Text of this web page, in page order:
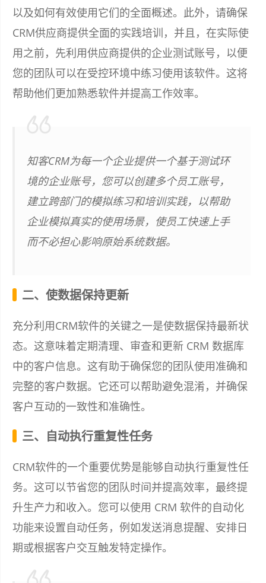
以及如何有效使用它们的全面概述。此外，请确保
CRM供应商提供全面的实践培训，并且，在实际使
用之前，先利用供应商提供的企业测试账号，以便
您的团队可以在受控环境中练习使用该软件。这将
帮助他们更加熟悉软件并提高工作效率。
知客CRM为每一个企业提供一个基于测试环
境的企业账号，您可以创建多个员工账号，
建立跨部门的模拟练习和培训实践，以帮助
企业模拟真实的使用场景，使员工快速上手
而不必担心影响原始系统数据。
二、使数据保持更新
充分利用CRM软件的关键之一是使数据保持最新状
态。这意味着定期清理、审查和更新 CRM 数据库
中的客户信息。这有助于确保您的团队使用准确和
完整的客户数据。它还可以帮助避免混淆，并确保
客户互动的一致性和准确性。
三、自动执行重复性任务
CRM软件的一个重要优势是能够自动执行重复性任
务。这可以节省您的团队时间并提高效率，最终提
升生产力和收入。您可以使用 CRM 软件的自动化
功能来设置自动任务，例如发送消息提醒、安排日
期或根据客户交互触发特定操作。